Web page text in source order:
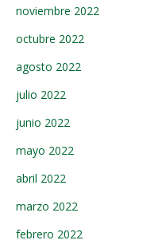
noviembre 2022
octubre 2022
agosto 2022
julio 2022
junio 2022
mayo 2022
abril 2022
marzo 2022
febrero 2022